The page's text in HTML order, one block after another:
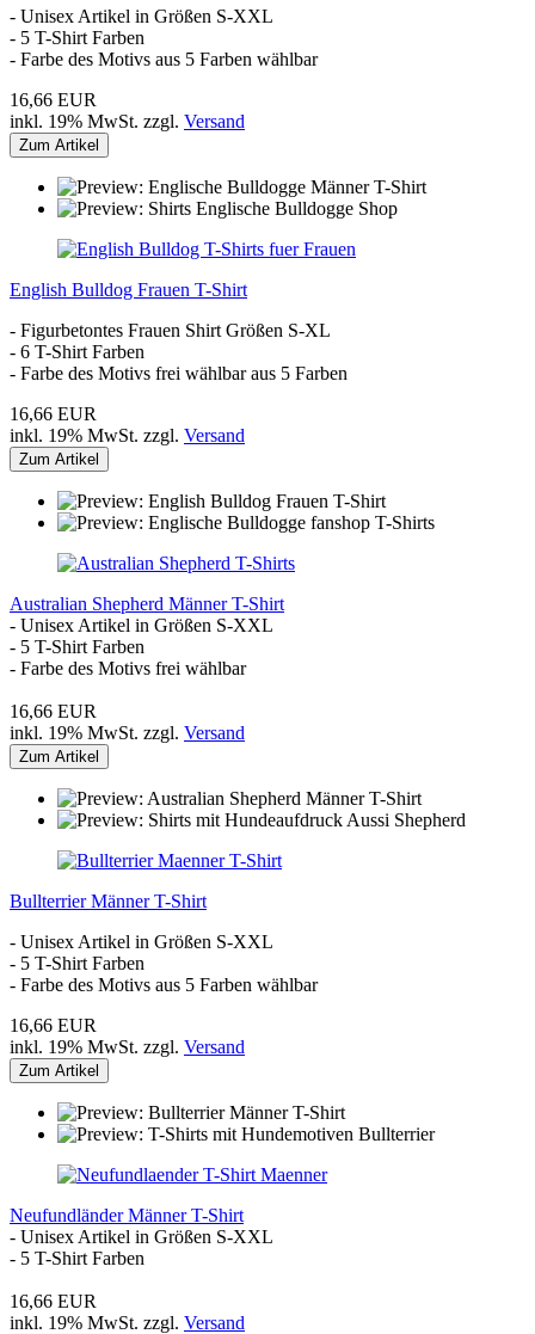
- Unisex Artikel in Größen S-XXL
- 5 T-Shirt Farben
- Farbe des Motivs aus 5 Farben wählbar
16,66 EUR
inkl. 19% MwSt. zzgl. Versand
Zum Artikel
English Bulldog Frauen T-Shirt
- Figurbetontes Frauen Shirt Größen S-XL
- 6 T-Shirt Farben
- Farbe des Motivs frei wählbar aus 5 Farben
16,66 EUR
inkl. 19% MwSt. zzgl. Versand
Zum Artikel
Australian Shepherd Männer T-Shirt
- Unisex Artikel in Größen S-XXL
- 5 T-Shirt Farben
- Farbe des Motivs frei wählbar
16,66 EUR
inkl. 19% MwSt. zzgl. Versand
Zum Artikel
Bullterrier Männer T-Shirt
- Unisex Artikel in Größen S-XXL
- 5 T-Shirt Farben
- Farbe des Motivs aus 5 Farben wählbar
16,66 EUR
inkl. 19% MwSt. zzgl. Versand
Zum Artikel
Neufundländer Männer T-Shirt
- Unisex Artikel in Größen S-XXL
- 5 T-Shirt Farben
16,66 EUR
inkl. 19% MwSt. zzgl. Versand